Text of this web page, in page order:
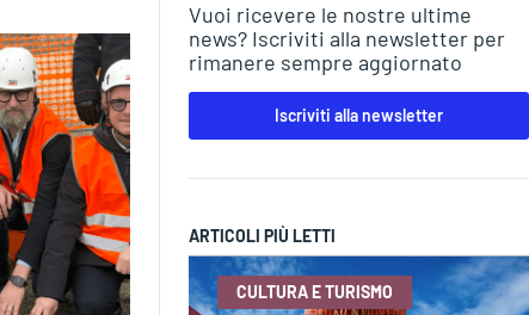
Vuoi ricevere le nostre ultime
news? Iscriviti alla newsletter per
rimanere sempre aggiornato
Iscriviti alla newsletter
ARTICOLI PIÙ LETTI
CULTURA E TURISMO